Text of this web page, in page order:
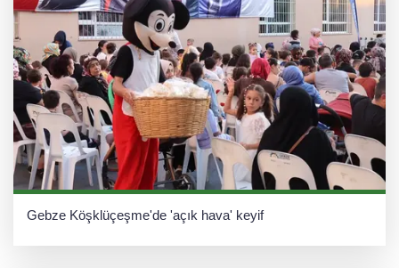
Gebze Köşklüçeşme'de 'açık hava' keyif